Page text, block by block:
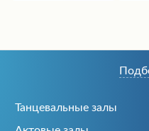
Танцевальные залы